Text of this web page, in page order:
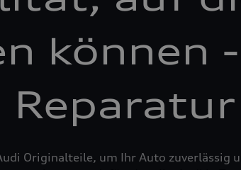
können
Reparatur
Originalteile, um Ihr Auto zuverlässig